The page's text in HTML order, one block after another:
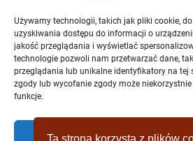
Używamy technologii, takich jak pliki cookie,
uzyskiwania dostępu do informacji o
jakość przeglądania i wyświetlać
technologie pozwoli nam przetwarzać dane,
przeglądania lub unikalne identyfikatory na tej
zgody lub wycofanie zgody może niekorzystnie
funkcje.
Zaakceptować
Ta strona korzysta z plików